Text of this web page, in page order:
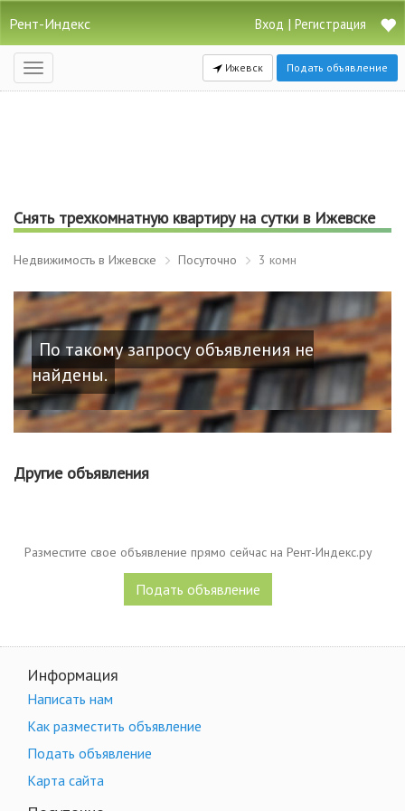
Рент-Индекс Вход | Регистрация
Открыть
навигацию
Ижевск Подать объявление
Снять трехкомнатную квартиру на сутки в Ижевске
Недвижимость в Ижевске Посуточно 3 комн
По такому запросу объявления не
найдены.
Другие объявления
Разместите свое объявление прямо сейчас на Рент-Индекс.ру
Подать объявление
Информация
Написать нам
Как разместить объявление
Подать объявление
Карта сайта